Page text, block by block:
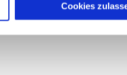
Cookies